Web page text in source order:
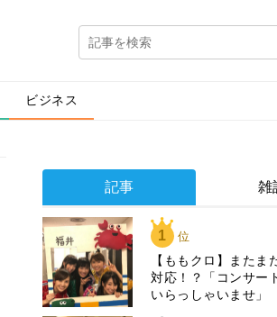
ビジネス
記事 雑
1 位
【ももクロ】またま
対応！？「コンサー
いらっしゃいませ」